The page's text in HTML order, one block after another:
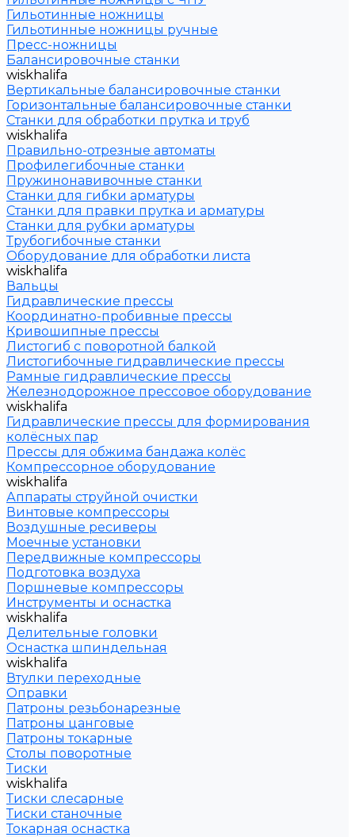
Гильотинные ножницы
Гильотинные ножницы ручные
Пресс-ножницы
Балансировочные станки
wiskhalifa
Вертикальные балансировочные станки
Горизонтальные балансировочные станки
Станки для обработки прутка и труб
wiskhalifa
Правильно-отрезные автоматы
Профилегибочные станки
Пружинонавивочные станки
Станки для гибки арматуры
Станки для правки прутка и арматуры
Станки для рубки арматуры
Трубогибочные станки
Оборудование для обработки листа
wiskhalifa
Вальцы
Гидравлические прессы
Координатно-пробивные прессы
Кривошипные прессы
Листогиб с поворотной балкой
Листогибочные гидравлические прессы
Рамные гидравлические прессы
Железнодорожное прессовое оборудование
wiskhalifa
Гидравлические прессы для формирования
колёсных пар
Прессы для обжима бандажа колёс
Компрессорное оборудование
wiskhalifa
Аппараты струйной очистки
Винтовые компрессоры
Воздушные ресиверы
Моечные установки
Передвижные компрессоры
Подготовка воздуха
Поршневые компрессоры
Инструменты и оснастка
wiskhalifa
Делительные головки
Оснастка шпиндельная
wiskhalifa
Втулки переходные
Оправки
Патроны резьбонарезные
Патроны цанговые
Патроны токарные
Столы поворотные
Тиски
wiskhalifa
Тиски слесарные
Тиски станочные
Токарная оснастка